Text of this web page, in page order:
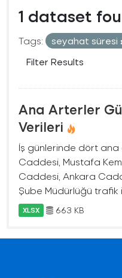
1 dataset
Tags: seyahat süresi
Filter Results
Ana Arterler
Verileri
İş günlerinde dört
Caddesi, Mustafa
Caddesi, Ankara
Şube Müdürlüğü trafik
XLSX 663 KB